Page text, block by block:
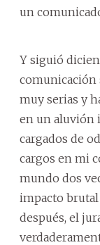
un
Y siguió
comunicación
muy serias y
en un aluvión
cargados de
cargos en mi
mundo dos
impacto brutal
después, el